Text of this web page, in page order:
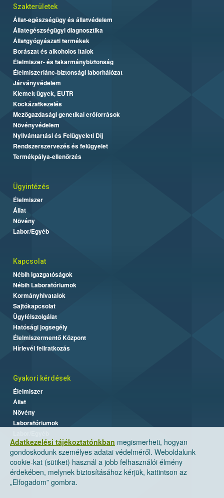
Adatkezelési tájékoztatónkban megismerheti, hogyan
gondoskodunk személyes adatai védelméről. Weboldalunk
cookie-kat (sütiket) használ a jobb felhasználói élmény
érdekében, melynek biztosításához kérjük, kattintson az
„Elfogadom” gombra.
Szakterületek
Állat-egészségügy és állatvédelem
Állategészségügyi diagnosztika
Állatgyógyászati termékek
Borászat és alkoholos italok
Élelmiszer- és takarmánybiztonság
Élelmiszerlánc-biztonsági laborhálózat
Járványvédelem
Kiemelt ügyek, EUTR
Kockázatkezelés
Mezőgazdasági genetikai erőforrások
Növényvédelem
Nyilvántartási és Felügyeleti Díj
Rendszerszervezés és felügyelet
Termékpálya-ellenőrzés
Ügyintézés
Élelmiszer
Állat
Növény
Labor/Egyéb
Kapcsolat
Nébih Igazgatóságok
Nébih Laboratóriumok
Kormányhivatalok
Sajtókapcsolat
Ügyfélszolgálat
Hatósági jogsegély
Élelmiszermentő Központ
Hírlevél feliratkozás
Gyakori kérdések
Élelmiszer
Állat
Növény
Laboratóriumok